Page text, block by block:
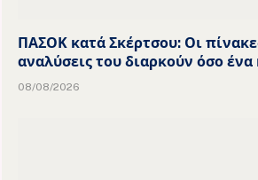
ΠΑΣΟΚ κατά Σκέρτσου: Οι
αναλύσεις του διαρκούν όσο
08/08/2026